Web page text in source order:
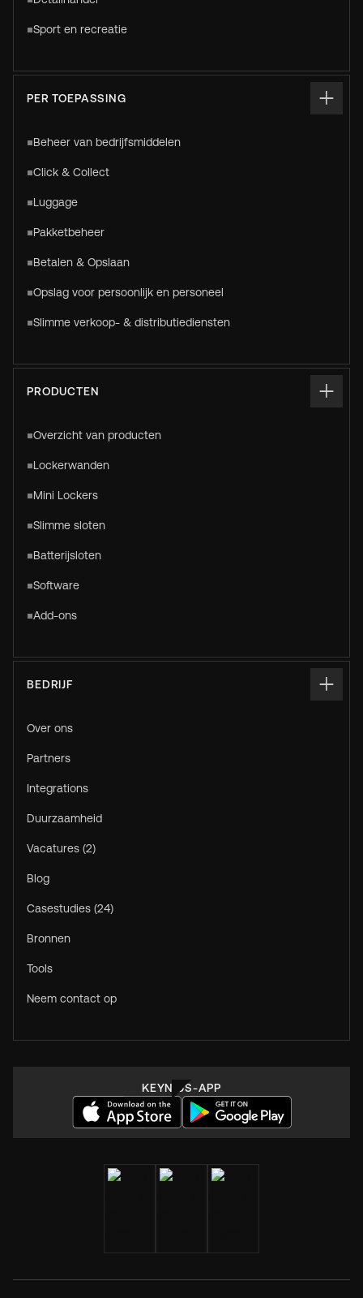
Sport en recreatie
PER TOEPASSING
Beheer van bedrijfsmiddelen
Click & Collect
Luggage
Pakketbeheer
Betalen & Opslaan
Opslag voor persoonlijk en personeel
Slimme verkoop- & distributiediensten
PRODUCTEN
Overzicht van producten
Lockerwanden
Mini Lockers
Slimme sloten
Batterijsloten
Software
Add-ons
BEDRIJF
Over ons
Partners
Integrations
Duurzaamheid
Vacatures (2)
Blog
Casestudies (24)
Bronnen
Tools
Neem contact op
KEYNIUS-APP